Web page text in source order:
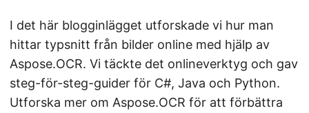
I det här blogginlägget utforskade vi hur man
hittar typsnitt från bilder online med hjälp av
Aspose.OCR. Vi täckte det onlineverktyg och gav
steg-för-steg-guider för C#, Java och Python.
Utforska mer om Aspose.OCR för att förbättra